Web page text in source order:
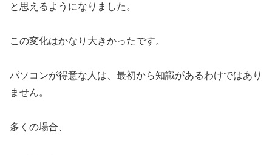
と思えるようになりました。
この変化はかなり大きかったです。
パソコンが得意な人は、最初から知識があるわけではあり
ません。
多くの場合、